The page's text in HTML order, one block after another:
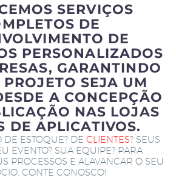
SERVIÇOS
DE
DE
PERSONALIZADOS
GARANTINDO
PROJETO SEJA UM
A CONCEPÇÃO
NAS LOJAS
DE APLICATIVOS.
ESTOQUE? DE CLIENTES? SEUS
EVENTO? SUA EQUIPE? PARA
PROCESSOS E ALAVANCAR O SEU
CONTE CONOSCO!